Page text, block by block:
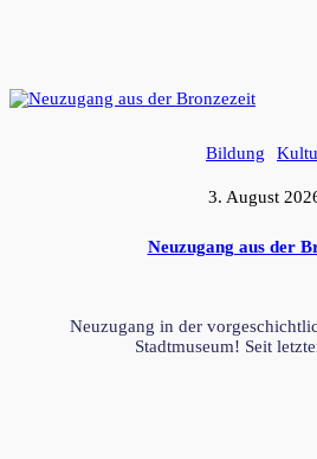
Bildung
3. August
Neuzugang aus der
Neuzugang in der
Stadtmuseum! Seit